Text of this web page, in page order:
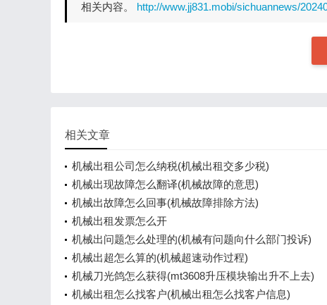
相关内容。 http://www.jj831.mobi/sichuannews/
相关文章
机械出租公司怎么纳税(机械出租交多少税)
机械出现故障怎么翻译(机械故障的意思)
机械出故障怎么回事(机械故障排除方法)
机械出租发票怎么开
机械出问题怎么处理的(机械有问题向什么部门投诉)
机械出超怎么算的(机械超速动作过程)
机械刀光鸽怎么获得(mt3608升压模块输出升不上去)
机械出租怎么找客户(机械出租怎么找客户信息)